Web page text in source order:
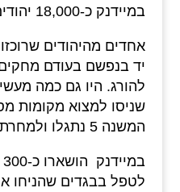
במיידנק כ-18,000 יהודים.
יד בנפשם בעודם
שניסו למצוא מקומות
המשנה 5 נתגלו ולמחרת יום הירי נורו במשרפה.
לטפל בבגדים שהניחו